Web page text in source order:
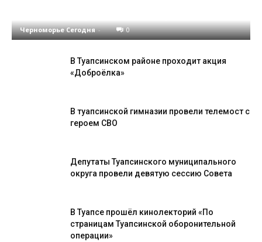
Черноморье Сегодня - 0
В Туапсинском районе проходит акция
«Доброёлка»
В туапсинской гимназии провели телемост с
героем СВО
Депутаты Туапсинского муниципального
округа провели девятую сессию Совета
В Туапсе прошёл кинолекторий «По
страницам Туапсинской оборонительной
операции»